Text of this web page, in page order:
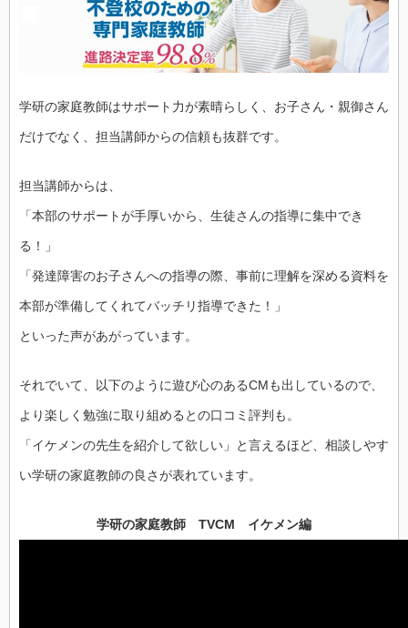
学研の家庭教師はサポート力が素晴らしく、お子さん・親御さん
だけでなく、担当講師からの信頼も抜群です。
担当講師からは、
「本部のサポートが手厚いから、生徒さんの指導に集中でき
る！」
「発達障害のお子さんへの指導の際、事前に理解を深める資料を
本部が準備してくれてバッチリ指導できた！」
といった声があがっています。
それでいて、以下のように遊び心のあるCMも出しているので、
より楽しく勉強に取り組めるとの口コミ評判も。
「イケメンの先生を紹介して欲しい」と言えるほど、相談しやす
い学研の家庭教師の良さが表れています。
学研の家庭教師 TVCM イケメン編